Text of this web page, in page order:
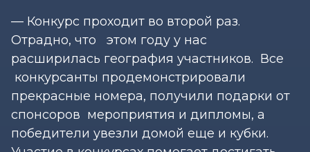
— Конкурс проходит во второй раз.
Отрадно, что этом году у нас
расширилась география участников. Все
конкурсанты продемонстрировали
прекрасные номера, получили подарки от
спонсоров мероприятия и дипломы, а
победители увезли домой еще и кубки.